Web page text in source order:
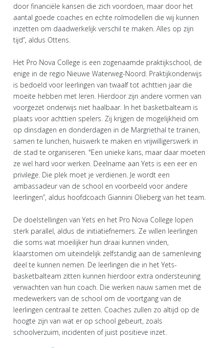
door financiële kansen die zich voordoen, maar door het
aantal goede coaches en echte rolmodellen die wij kunnen
inzetten om daadwerkelijk verschil te maken. Alles op zijn
tijd”, aldus Ottens.
Het Pro Nova College is een zogenaamde praktijkschool, de
enige in de regio Nieuwe Waterweg-Noord. Praktijkonderwijs
is bedoeld voor leerlingen van twaalf tot achttien jaar die
moeite hebben met leren. Hierdoor zijn andere vormen van
voorgezet onderwijs niet haalbaar. In het basketbalteam is
plaats voor achttien spelers. Zij krijgen de mogelijkheid om
op dinsdagen en donderdagen in de Margriethal te trainen,
samen te lunchen, huiswerk te maken en vrijwilligerswerk in
de stad te organiseren. "Een unieke kans, maar daar moeten
ze wel hard voor werken. Deelname aan Yets is een eer en
privilege. Die plek moet je verdienen. Je wordt een
ambassadeur van de school en voorbeeld voor andere
leerlingen”, aldus hoofdcoach Giannini Olieberg van het team.
De doelstellingen van Yets en het Pro Nova College lopen
sterk parallel, aldus de initiatiefnemers. Ze willen leerlingen
die soms wat moeilijker hun draai kunnen vinden,
klaarstomen om uiteindelijk zelfstandig aan de samenleving
deel te kunnen nemen. De leerlingen die in het Yets-
basketbalteam zitten kunnen hierdoor extra ondersteuning
verwachten van hun coach. Die werken nauw samen met de
medewerkers van de school om de voortgang van de
leerlingen centraal te zetten. Coaches zullen zo altijd op de
hoogte zijn van wat er op school gebeurt, zoals
schoolverzuim, incidenten of juist positieve inzet.